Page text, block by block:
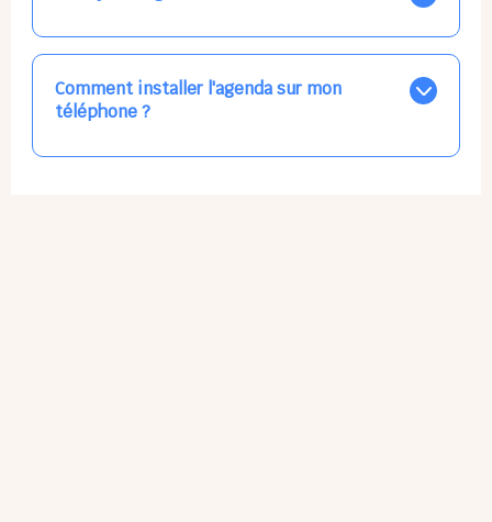
l'équipe lors de la prochaine visite !
Dans votre profil (bouton bleu en haut à droite), vous
pouvez choisir de recevoir les alertes et confirmations
par email, par SMS, par les deux canaux en même
temps, ou bien de ne plus les recevoir du tout, ce qui
ne vous empêchera pas d’accéder au calendrier
Comment installer l'agenda sur mon
téléphone ?
L'application n'existe pas sur l'App Store ni Google Play